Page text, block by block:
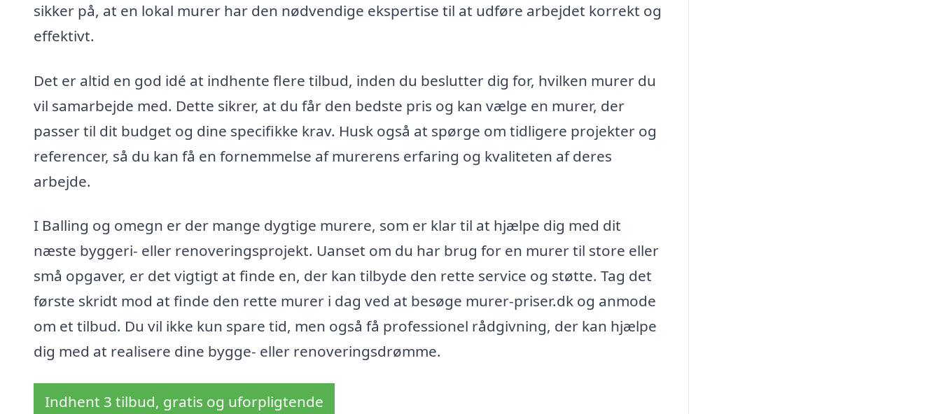
sikker på, at en lokal murer har den nødvendige ekspertise til at udføre arbejdet korrekt og
effektivt.
Det er altid en god idé at indhente flere tilbud, inden du beslutter dig for, hvilken murer du
vil samarbejde med. Dette sikrer, at du får den bedste pris og kan vælge en murer, der
passer til dit budget og dine specifikke krav. Husk også at spørge om tidligere projekter og
referencer, så du kan få en fornemmelse af murerens erfaring og kvaliteten af deres
arbejde.
I Balling og omegn er der mange dygtige murere, som er klar til at hjælpe dig med dit
næste byggeri- eller renoveringsprojekt. Uanset om du har brug for en murer til store eller
små opgaver, er det vigtigt at finde en, der kan tilbyde den rette service og støtte. Tag det
første skridt mod at finde den rette murer i dag ved at besøge murer-priser.dk og anmode
om et tilbud. Du vil ikke kun spare tid, men også få professionel rådgivning, der kan hjælpe
dig med at realisere dine bygge- eller renoveringsdrømme.
Indhent 3 tilbud, gratis og uforpligtende